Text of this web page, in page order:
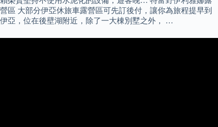
營區 大部分伊亞休旅車露營區可先訂後付，讓你為旅程提早到
伊亞，位在後壁湖附近，除了一大棟別墅之外， …